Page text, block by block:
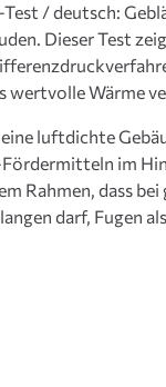
/ deutsch:
Dieser Test
wertvolle Wärme
luftdichte
im
Rahmen, dass bei
darf, Fugen